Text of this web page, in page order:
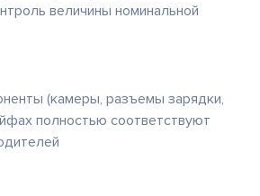
величины номинальной
(камеры, разъемы зарядки,
полностью соответствуют